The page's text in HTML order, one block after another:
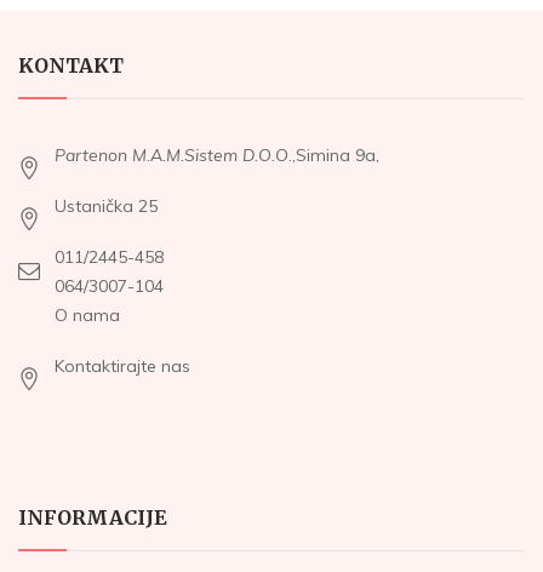
KONTAKT
Partenon M.A.M.Sistem D.O.O.,Simina 9a,
Ustanička 25
011/2445-458
064/3007-104
O nama
Kontaktirajte nas
INFORMACIJE